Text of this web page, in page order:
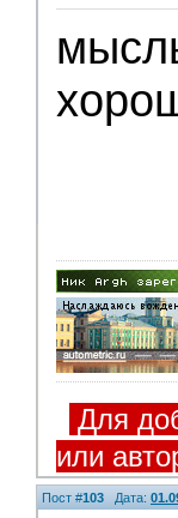
Для
или
Пост #103 Дата: